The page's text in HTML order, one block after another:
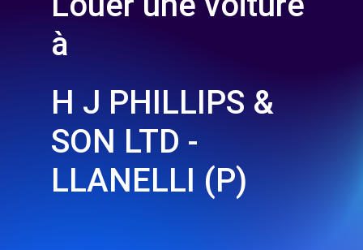
à
H J PHILLIPS &
SON LTD -
LLANELLI (P)